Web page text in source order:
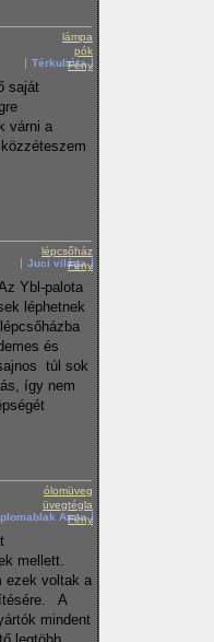
lámpa
pók
Fény
Térkultúra
saját
várni a
lépcsőház
Fény
Juci világa
Ybl-palota
léphetnek
és
túl sok
így nem
ólomüveg
üvegtégla
Fény
Anno
mellett.
ezek voltak a
A
mindent